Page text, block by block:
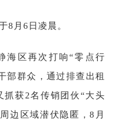
8月6日凌晨。
海区再次打响“零点行
部群众，通过排查出租
抓获2名传销团伙“大头
边区域潜伏隐匿，8月